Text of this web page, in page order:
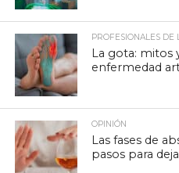
PROFESIONALES DE
La gota: mitos
enfermedad
OPINIÓN
Las fases de
pasos para